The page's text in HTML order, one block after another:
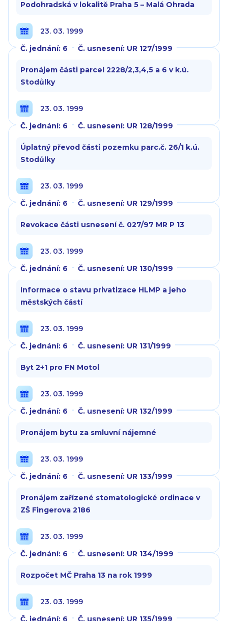
Podohradská v lokalitě Praha 5 – Malá Ohrada
23. 03. 1999
Č. jednání: 6
Č. usnesení: UR 127/1999
Pronájem části parcel 2228/2,3,4,5 a 6 v k.ú.
Stodůlky
23. 03. 1999
Č. jednání: 6
Č. usnesení: UR 128/1999
Úplatný převod části pozemku parc.č. 26/1 k.ú.
Stodůlky
23. 03. 1999
Č. jednání: 6
Č. usnesení: UR 129/1999
Revokace části usnesení č. 027/97 MR P 13
23. 03. 1999
Č. jednání: 6
Č. usnesení: UR 130/1999
Informace o stavu privatizace HLMP a jeho
městských částí
23. 03. 1999
Č. jednání: 6
Č. usnesení: UR 131/1999
Byt 2+1 pro FN Motol
23. 03. 1999
Č. jednání: 6
Č. usnesení: UR 132/1999
Pronájem bytu za smluvní nájemné
23. 03. 1999
Č. jednání: 6
Č. usnesení: UR 133/1999
Pronájem zařízené stomatologické ordinace v
ZŠ Fingerova 2186
23. 03. 1999
Č. jednání: 6
Č. usnesení: UR 134/1999
Rozpočet MČ Praha 13 na rok 1999
23. 03. 1999
Č. jednání: 6
Č. usnesení: UR 135/1999